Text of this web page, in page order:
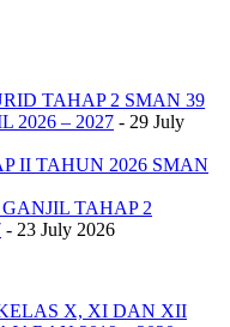
TAHAP 2 SMAN 39
2026 – 2027 - 29 July
II TAHUN 2026 SMAN
TAHAP 2
- 23 July 2026
X, XI DAN XII